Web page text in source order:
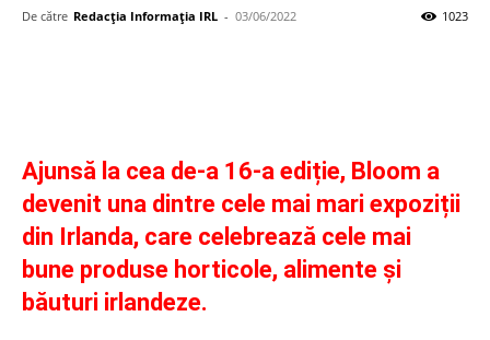
De către Redacția Informația IRL - 03/06/2022 1023
Ajunsă la cea de-a 16-a ediție, Bloom a
devenit una dintre cele mai mari expoziții
din Irlanda, care celebrează cele mai
bune produse horticole, alimente și
băuturi irlandeze.